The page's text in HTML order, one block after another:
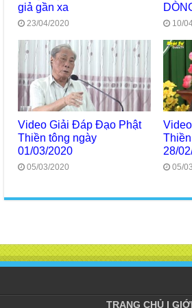
giả gần xa
23/04/2020 10/
Video Giải Đáp Đạo Phật
Thiền tông ngày
01/03/2020
05/03/2020
28/
05/
TRANG CHỦ |